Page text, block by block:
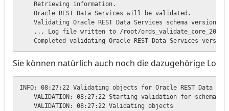
    Retrieving information.
    Oracle REST Data Services will be validated.
Validating Oracle REST Data Services schema version
... Log file written to /root/
Completed validating Oracle REST Data Services
Sie können natürlich auch noch die dazugehörige Log-
INFO: 08:27:22 Validating objects for Oracle REST Data
VALIDATION: 08:27:22 Starting validation for schema:
    VALIDATION: 08:27:22 Validating objects